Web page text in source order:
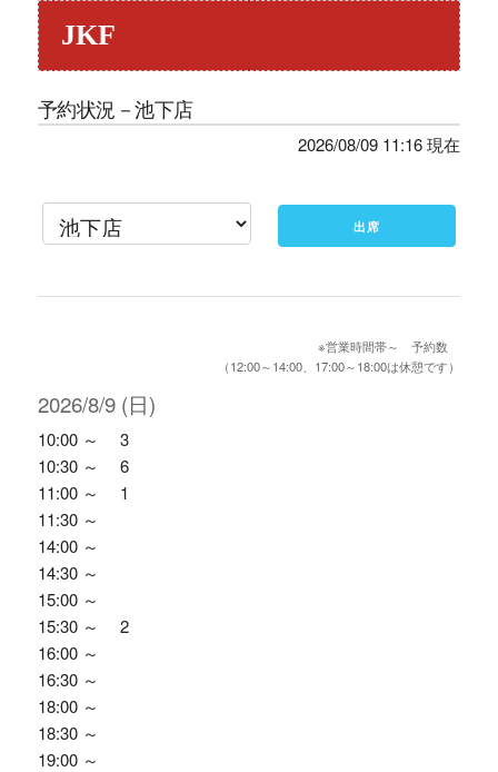
JKF
予約状況－池下店
2026/08/09 11:16 現在
出席
※営業時間帯～ 予約数
（12:00～14:00、17:00～18:00は休憩です）
2026/8/9 (日)
10:00 ～ 3
10:30 ～ 6
11:00 ～ 1
11:30 ～
14:00 ～
14:30 ～
15:00 ～
15:30 ～ 2
16:00 ～
16:30 ～
18:00 ～
18:30 ～
19:00 ～